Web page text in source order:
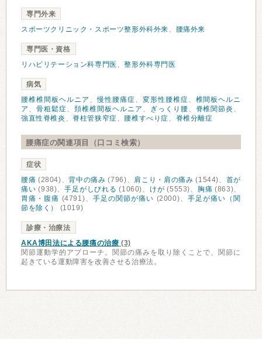
専門外来
スポーツクリニック・スポーツ整形外科外来、 腰痛外来
専門医・資格
リハビリテーション科専門医 、整形外科専門医
病気
腰椎椎間板ヘルニア 、慢性腰痛症、 変形性腰椎症、 椎間板ヘルニ
ア 、 骨粗鬆症、 頚椎椎間板ヘルニア 、 ぎっくり腰、 脊椎関節炎 、
強直性脊椎炎 、 脊柱管狭窄症、 腰椎すべり症、 脊椎分離症
腰痛症の関連項目（口コミ検索）
症状
腰痛 (2804)、背中の痛み (796)、 肩こり・肩の痛み (1544)、 首が
痛い (938)、手足がしびれる (1060)、 けが (5553)、 胸痛 (863)、
胃痛・腹痛 (4791)、 手足の関節が痛い (2000)、 手足が痛い（関
節を除く）
(1019)
診療・治療法
AKA博田法による腰痛の治療 (3)
関節運動学的アプローチ。関節の痛みを取り除くことで、関節に
起きている運動障害を改善させる治療法。